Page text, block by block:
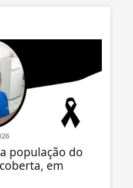
população do
em